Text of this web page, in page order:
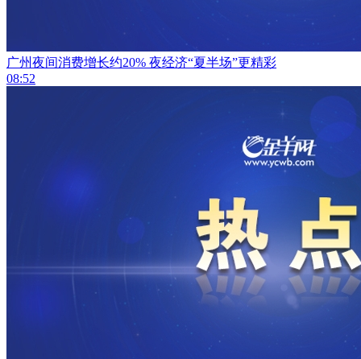
广州夜间消费增长约20% 夜经济“夏半场”更精彩
08:52